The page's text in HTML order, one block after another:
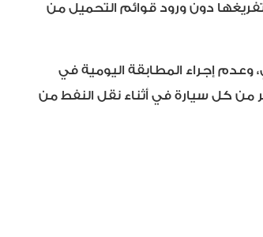
دون ورود قوائم التحميل من
وعدم إجراء المطابقة اليومية في
للوقود المتسلم وحذف تسجيلات الكاميرات، وضبط صهريج محمل بمادة زين الغاز؛ لوجود نقص يتراوح بين 4000 – 5000 لتر من كل سيارة في أثناء نقل النفط من